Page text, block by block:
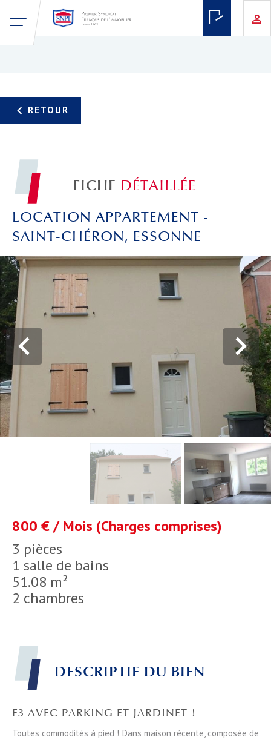
FICHE DÉTAILLÉE
LOCATION APPARTEMENT -
SAINT-CHÉRON, ESSONNE
3 pièces
1 salle de bains
51.08 m²
2 chambres
800 € / Mois (Charges comprises)
DESCRIPTIF DU BIEN
F3 AVEC PARKING ET JARDINET !
Toutes commodités à pied ! Dans maison récente, composée de